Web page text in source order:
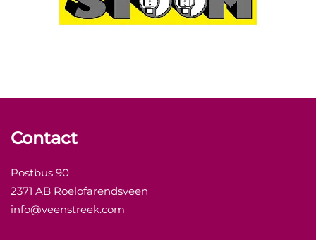
Contact
Postbus 90
2371 AB Roelofarendsveen
info@veenstreek.com